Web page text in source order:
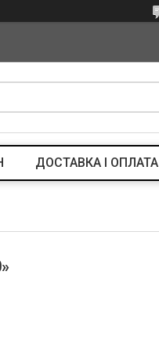
ДОСТАВКА І ОПЛАТА